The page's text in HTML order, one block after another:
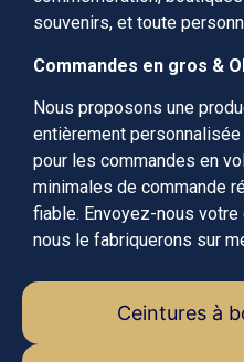
Ceintures à
souvenirs, et toute
Commandes en gros &
Nous proposons une
entièrement
pour les commandes en
minimales de commande
fiable. Envoyez-nous
nous le fabriquerons sur